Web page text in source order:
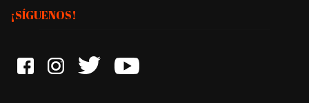
¡SÍGUENOS!